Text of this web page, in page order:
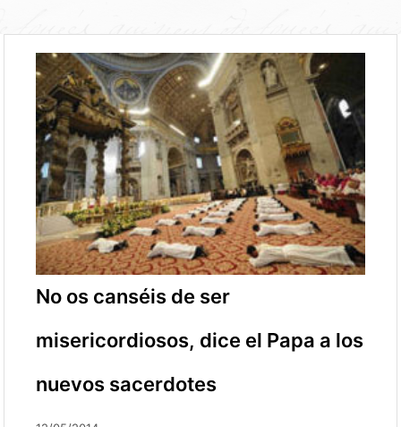
No os canséis de ser
misericordiosos, dice el Papa a los
nuevos sacerdotes